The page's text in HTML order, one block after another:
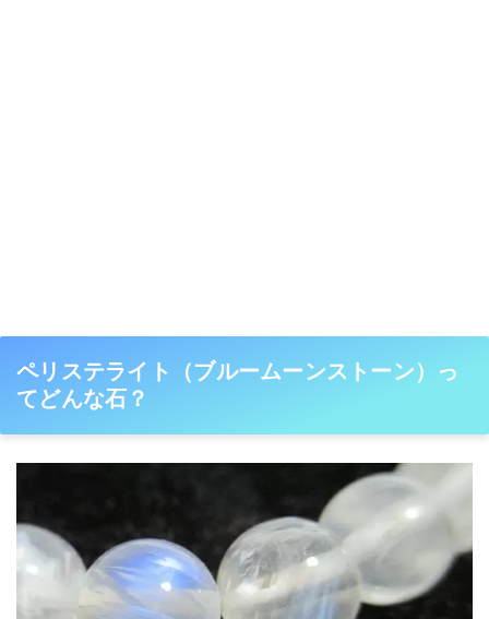
ペリステライト（ブルームーンストーン）っ
てどんな石？